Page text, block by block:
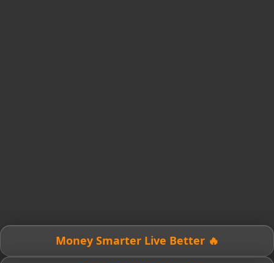
🔥 Money Smarter Live Better